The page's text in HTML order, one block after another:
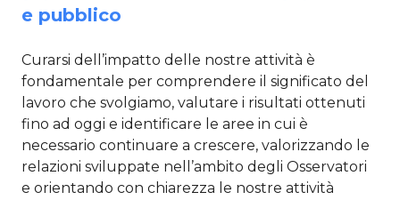
e pubblico
Curarsi dell’impatto delle nostre attività è
fondamentale per comprendere il significato del
lavoro che svolgiamo, valutare i risultati ottenuti
fino ad oggi e identificare le aree in cui è
necessario continuare a crescere, valorizzando le
relazioni sviluppate nell’ambito degli Osservatori
e orientando con chiarezza le nostre attività